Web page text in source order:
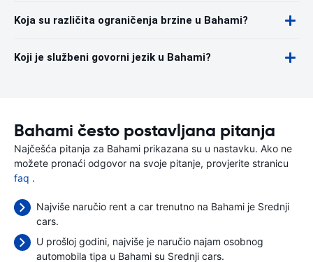
Koja su različita ograničenja brzine u Bahami?
Koji je službeni govorni jezik u Bahami?
Bahami često postavljana pitanja
Najčešća pitanja za Bahami prikazana su u nastavku. Ako ne
možete pronaći odgovor na svoje pitanje, provjerite stranicu
faq .
Najviše naručio rent a car trenutno na Bahami je Srednji
cars.
U prošloj godini, najviše je naručio najam osobnog
automobila tipa u Bahami su Srednji cars.